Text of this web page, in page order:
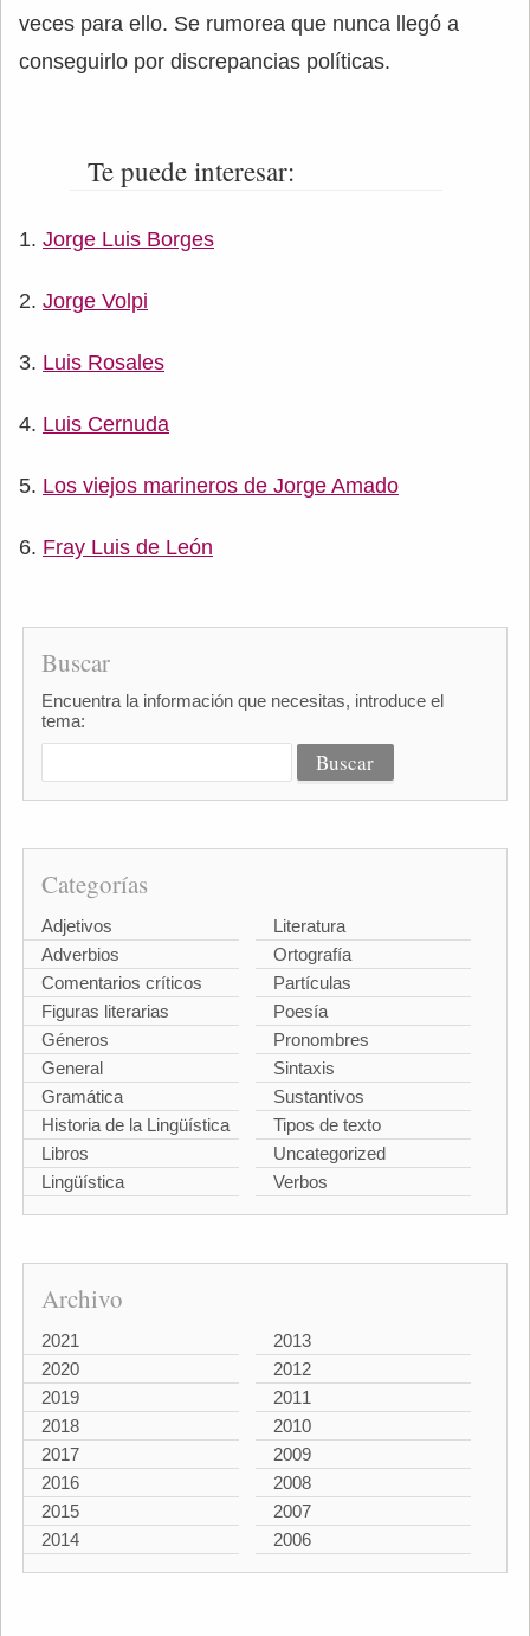
veces para ello. Se rumorea que nunca llegó a
conseguirlo por discrepancias políticas.
Te puede interesar:
Jorge Luis Borges
Jorge Volpi
Luis Rosales
Luis Cernuda
Los viejos marineros de Jorge Amado
Fray Luis de León
Buscar
Encuentra la información que necesitas, introduce el
tema:
Categorías
Adjetivos
Adverbios
Comentarios críticos
Figuras literarias
Géneros
General
Gramática
Historia de la Lingüística
Libros
Lingüística
Literatura
Ortografía
Partículas
Poesía
Pronombres
Sintaxis
Sustantivos
Tipos de texto
Uncategorized
Verbos
Archivo
2021
2020
2019
2018
2017
2016
2015
2014
2013
2012
2011
2010
2009
2008
2007
2006